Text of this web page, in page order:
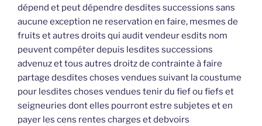
dépend et peut dépendre desdites successions sans
aucune exception ne reservation en faire, mesmes de
fruits et autres droits qui audit vendeur esdits nom
peuvent compéter depuis lesdites successions
advenuz et tous autres droitz de contrainte à faire
partage desdites choses vendues suivant la coustume
pour lesdites choses vendues tenir du fief ou fiefs et
seigneuries dont elles pourront estre subjetes et en
payer les cens rentes charges et debvoirs